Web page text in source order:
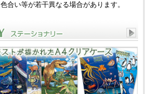
合い等が若干異なる場合があります。